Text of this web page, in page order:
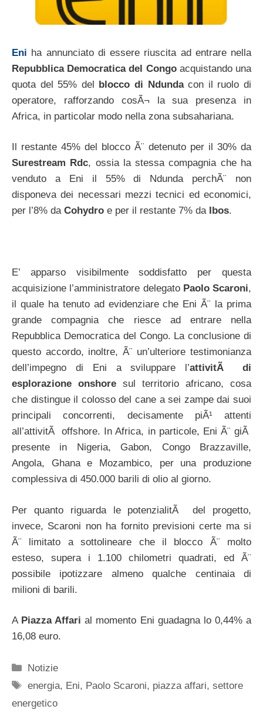
Eni ha annunciato di essere riuscita ad entrare nella
Repubblica Democratica del Congoacquistando una
quota del 55% del blocco di Ndundacon il ruolo di
operatore, rafforzando cosÃ¬ la sua presenza in
Africa, in particolar modo nella zona subsahariana.
Il restante 45% del blocco Ã¨ detenuto per il 30% da
Surestream Rdc, ossia la stessa compagnia che ha
venduto a Eni il 55% di Ndunda perchÃ¨ non
disponeva dei necessari mezzi tecnici ed economici,
per l’8% da Cohydro e per il restante 7% da Ibos.
E’ apparso visibilmente soddisfatto per questa
acquisizione l’amministratore delegato Paolo Scaroni,
il quale ha tenuto ad evidenziare che Eni Ã¨ la prima
grande compagnia che riesce ad entrare nella
Repubblica Democratica del Congo. La conclusione di
questo accordo, inoltre, Ã¨ un’ulteriore testimonianza
dell’impegno di Eni a sviluppare l’attivitÃ di
esplorazione onshore sul territorio africano, cosa
che distingue il colosso del cane a sei zampe dai suoi
principali concorrenti, decisamente piÃ¹ attenti
all’attivitÃ offshore. In Africa, in particole, Eni Ã¨ giÃ
presente in Nigeria, Gabon, Congo Brazzaville,
Angola, Ghana e Mozambico, per una produzione
complessiva di 450.000 barili di olio al giorno.
Per quanto riguarda le potenzialitÃ del progetto,
invece, Scaroni non ha fornito previsioni certe ma si
Ã¨ limitato a sottolineare che il blocco Ã¨ molto
esteso, supera i 1.100 chilometri quadrati, ed Ã¨
possibile ipotizzare almeno qualche centinaia di
milioni di barili.
A Piazza Affari al momento Eni guadagna lo 0,44% a
16,08 euro.
Categorie
Notizie
Tag
energia, Eni, Paolo Scaroni, piazza affari,settore
energetico